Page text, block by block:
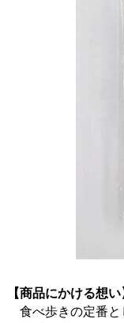
【商品にかける想い
食べ歩きの定番